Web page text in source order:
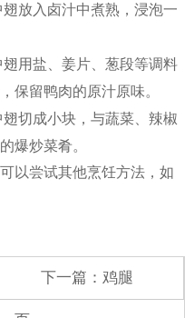
放入卤汁中煮熟，浸泡一
用盐、姜片、葱段等调料
保留鸭肉的原汁原味。
切成小块，与蔬菜、辣椒
爆炒菜肴。
以尝试其他烹饪方法，如
下一篇： 鸡腿